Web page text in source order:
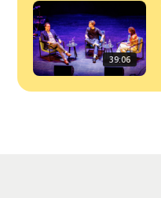
39:06